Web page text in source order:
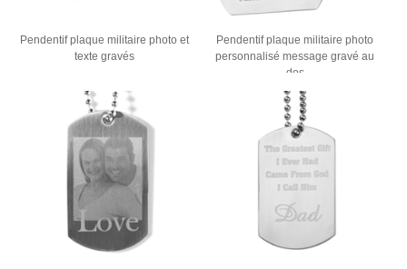
Pendentif plaque militaire photo et
texte gravés
Pendentif plaque militaire photo
personnalisé message gravé au
dos